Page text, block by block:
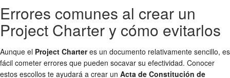
Errores comunes al crear un
Project Charter y cómo evitarlos
Aunque el Project Charteres un documento relativamente sencillo, es
fácil cometer errores que pueden socavar su efectividad. Conocer
estos escollos te ayudará a crear un Acta de Constitución de